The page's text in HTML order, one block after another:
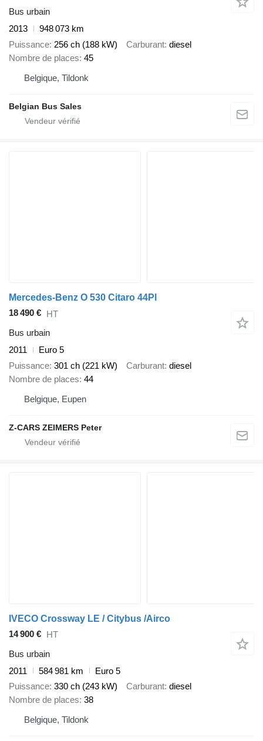
Bus urbain
2013
948 073 km
Puissance 256 ch (188 kW) Carburant diesel
Nombre de places 45
Belgique, Tildonk
Belgian Bus Sales
Mercedes-Benz O 530 Citaro 44Pl
18 490 € HT
Bus urbain
2011
Euro 5
Puissance 301 ch (221 kW) Carburant diesel
Nombre de places 44
Belgique, Eupen
Z-CARS ZEIMERS Peter
IVECO Crossway LE / Citybus /Airco
14 900 € HT
Bus urbain
2011
584 981 km
Euro 5
Puissance 330 ch (243 kW) Carburant diesel
Nombre de places 38
Belgique, Tildonk